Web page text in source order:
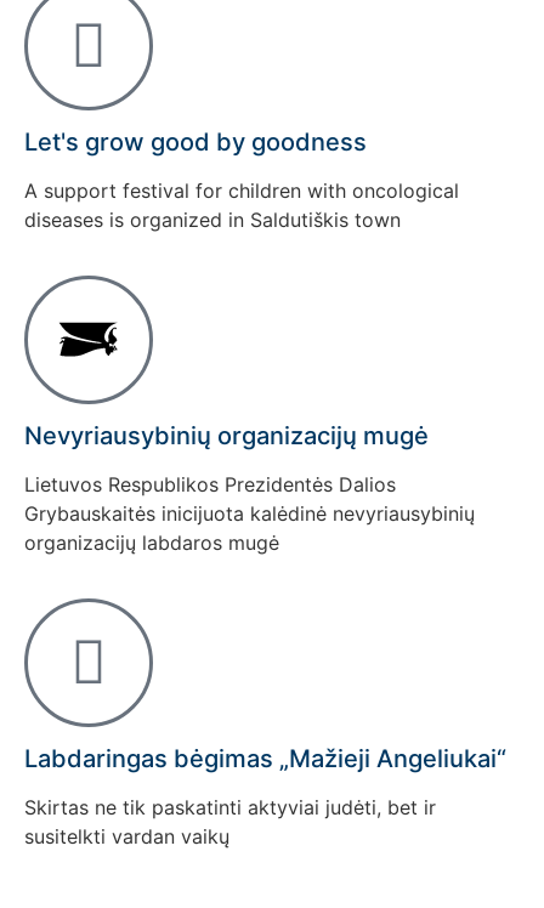
Let's grow good by goodness
A support festival for children with oncological
diseases is organized in Saldutiškis town
Nevyriausybinių organizacijų mugė
Lietuvos Respublikos Prezidentės Dalios
Grybauskaitės inicijuota kalėdinė nevyriausybinių
organizacijų labdaros mugė
Labdaringas bėgimas „Mažieji Angeliukai“
Skirtas ne tik paskatinti aktyviai judėti, bet ir
susitelkti vardan vaikų